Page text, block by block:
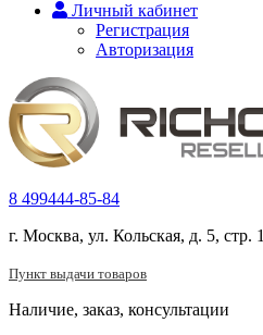
Личный кабинет
Регистрация
Авторизация
8 499444-85-84
г. Москва, ул. Кольская, д. 5, стр. 1
Пункт выдачи товаров
Наличие, заказ, консультации